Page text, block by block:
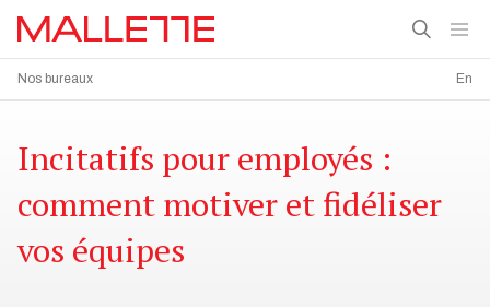
Nos bureaux En
Incitatifs pour employés :
comment motiver et fidéliser
vos équipes